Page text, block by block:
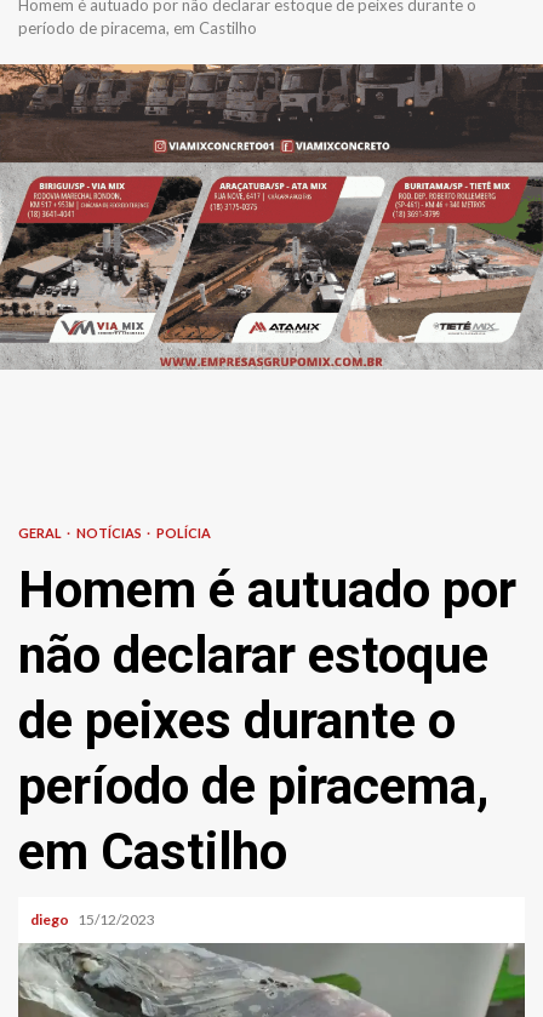
Homem é autuado por não declarar estoque de peixes durante o
período de piracema, em Castilho
GERAL NOTÍCIAS POLÍCIA
Homem é autuado por
não declarar estoque
de peixes durante o
período de piracema,
em Castilho
diego 15/12/2023